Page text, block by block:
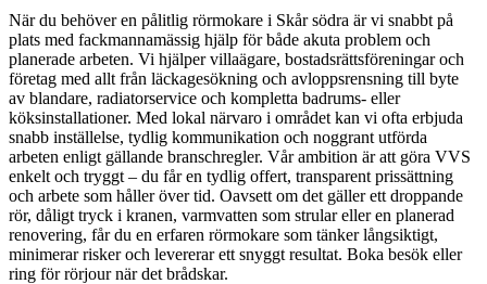
När du behöver en pålitlig rörmokare i Skår södra är vi snabbt på
plats med fackmannamässig hjälp för både akuta problem och
planerade arbeten. Vi hjälper villaägare, bostadsrättsföreningar och
företag med allt från läckagesökning och avloppsrensning till byte
av blandare, radiatorservice och kompletta badrums- eller
köksinstallationer. Med lokal närvaro i området kan vi ofta erbjuda
snabb inställelse, tydlig kommunikation och noggrant utförda
arbeten enligt gällande branschregler. Vår ambition är att göra VVS
enkelt och tryggt – du får en tydlig offert, transparent prissättning
och arbete som håller över tid. Oavsett om det gäller ett droppande
rör, dåligt tryck i kranen, varmvatten som strular eller en planerad
renovering, får du en erfaren rörmokare som tänker långsiktigt,
minimerar risker och levererar ett snyggt resultat. Boka besök eller
ring för rörjour när det brådskar.